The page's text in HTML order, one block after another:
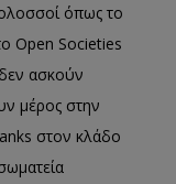
όπως το
Open Societies
ασκούν
μέρος στην
στον κλάδο